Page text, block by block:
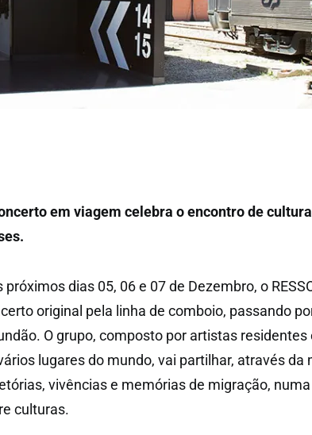
em viagem celebra o encontro de
próximos dias 05, 06 e 07 de Dezembro, o
original pela linha de comboio, passando
O grupo, composto por artistas
lugares do mundo, vai partilhar, através da
vivências e memórias de migração,
culturas.